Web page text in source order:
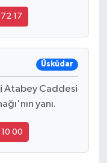
17
Üsküdar
Atabey Caddesi
yanı.
00